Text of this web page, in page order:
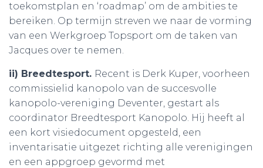
toekomstplan en ‘roadmap’ om de ambities te
bereiken. Op termijn streven we naar de vorming
van een Werkgroep Topsport om de taken van
Jacques over te nemen.
ii) Breedtesport. Recent is Derk Kuper, voorheen
commissielid kanopolo van de succesvolle
kanopolo-vereniging Deventer, gestart als
coordinator Breedtesport Kanopolo. Hij heeft al
een kort visiedocument opgesteld, een
inventarisatie uitgezet richting alle verenigingen
en een appgroep gevormd met